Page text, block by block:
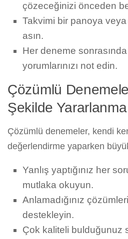
çözeceğinizi önceden
Takvimi bir panoya veya
asın.
Her deneme
yorumlarınızı not edin.
Çözümlü
Şekilde Yararlanma
Çözümlü denemeler, kendi
değerlendirme yaparken
Yanlış yaptığınız her
mutlaka okuyun.
Anlamadığınız
destekleyin.
Çok kaliteli bulduğunuz